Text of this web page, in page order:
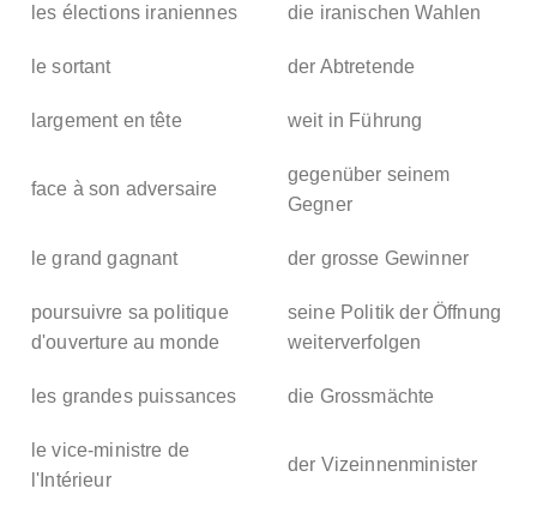
les élections iraniennes die iranischen Wahlen
le sortant der Abtretende
largement en tête weit in Führung
face à son adversaire
gegenüber seinem
Gegner
le grand gagnant der grosse Gewinner
poursuivre sa politique
d'ouverture au monde
seine Politik der Öffnung
weiterverfolgen
les grandes puissances die Grossmächte
le vice-ministre de
l'Intérieur
der Vizeinnenminister